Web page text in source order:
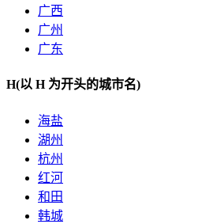
广西
广州
广东
H(以 H 为开头的城市名)
海盐
湖州
杭州
红河
和田
韩城